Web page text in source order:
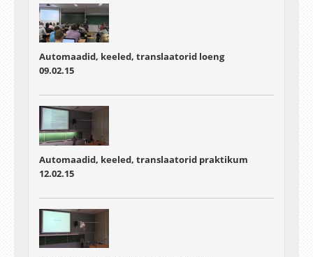
Automaadid, keeled, translaatorid loeng
09.02.15
Automaadid, keeled, translaatorid praktikum
12.02.15